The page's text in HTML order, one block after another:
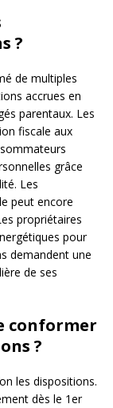
?
de multiples
accrues en
parentaux. Les
fiscale aux
grâce
Les
peut encore
propriétaires
pour
demandent une
de ses
conformer
?
les dispositions.
dès le 1er